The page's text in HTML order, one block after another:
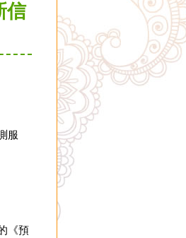
信
服
《預